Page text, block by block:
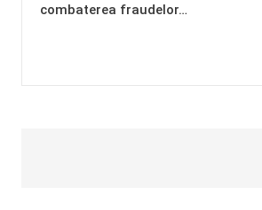
combaterea fraudelor…